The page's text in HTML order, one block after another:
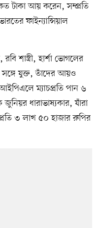
টাকা আয় করেন, সম্প্রতি
ফাইন্যান্সিয়াল
শাস্ত্রী, হার্শা ভোগলের
সঙ্গে যুক্ত, তাঁদের আয়ও
ম্যাচপ্রতি পান ৬
ধারাভাষ্যকার, যাঁরা
৩ লাখ ৫০ হাজার রুপির